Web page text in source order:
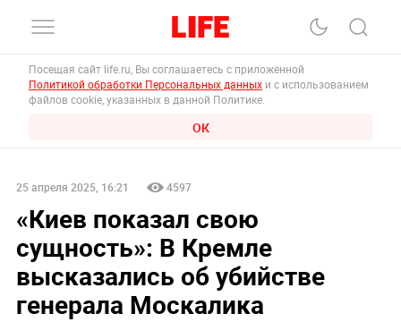
Посещая сайт life.ru, Вы соглашаетесь с приложенной
Политикой обработки Персональных данных и с использованием
файлов cookie, указанных в данной Политике.
ОК
25 апреля 2025, 16:21 4597
«Киев показал свою
сущность»: В Кремле
высказались об убийстве
генерала Москалика